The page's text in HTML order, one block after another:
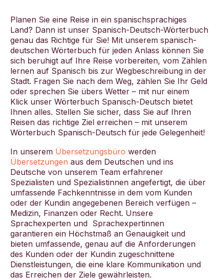
Deutsch
Planen Sie eine Reise in ein spanischsprachiges
Land? Dann ist unser Spanisch-Deutsch-Wörterbuch
genau das Richtige für Sie! Mit unserem spanisch-
deutschen Wörterbuch für jeden Anlass können Sie
sich beruhigt auf Ihre Reise vorbereiten, vom Zählen
lernen auf Spanisch bis zur Wegbeschreibung in der
Stadt. Fragen Sie nach dem Weg, zählen Sie Ihr Geld
oder sprechen Sie übers Wetter – mit nur einem
Klick unser Wörterbuch Spanisch-Deutsch bietet
Ihnen alles. Stellen Sie sicher, dass Sie auf Ihren
Reisen das richtige Ziel erreichen – mit unserem
Wörterbuch Spanisch-Deutsch für jede Gelegenheit!
In unserem Übersetzungsbüro werden
Übersetzungen aus dem Deutschen und ins
Deutsche von unserem Team erfahrener
Spezialisten und Spezialistinnen angefertigt, die über
umfassende Fachkenntnisse in dem vom Kunden
oder der Kundin angegebenen Bereich verfügen –
Medizin, Finanzen oder Recht. Unsere
Sprachexperten und Sprachexpertinnen
garantieren ein Höchstmaß an Genauigkeit und
bieten umfassende, genau auf die Anforderungen
des Kunden oder der Kundin zugeschnittene
Dienstleistungen, die eine klare Kommunikation und
das Erreichen der Ziele gewährleisten.